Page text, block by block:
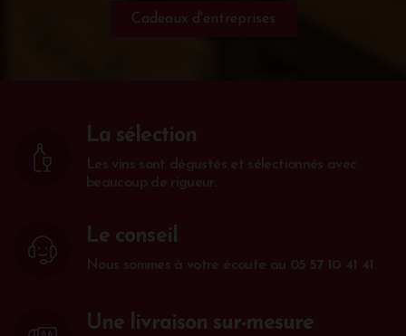
Cadeaux d'entreprises
La sélection
Le conseil
Une livraison sur-mesure